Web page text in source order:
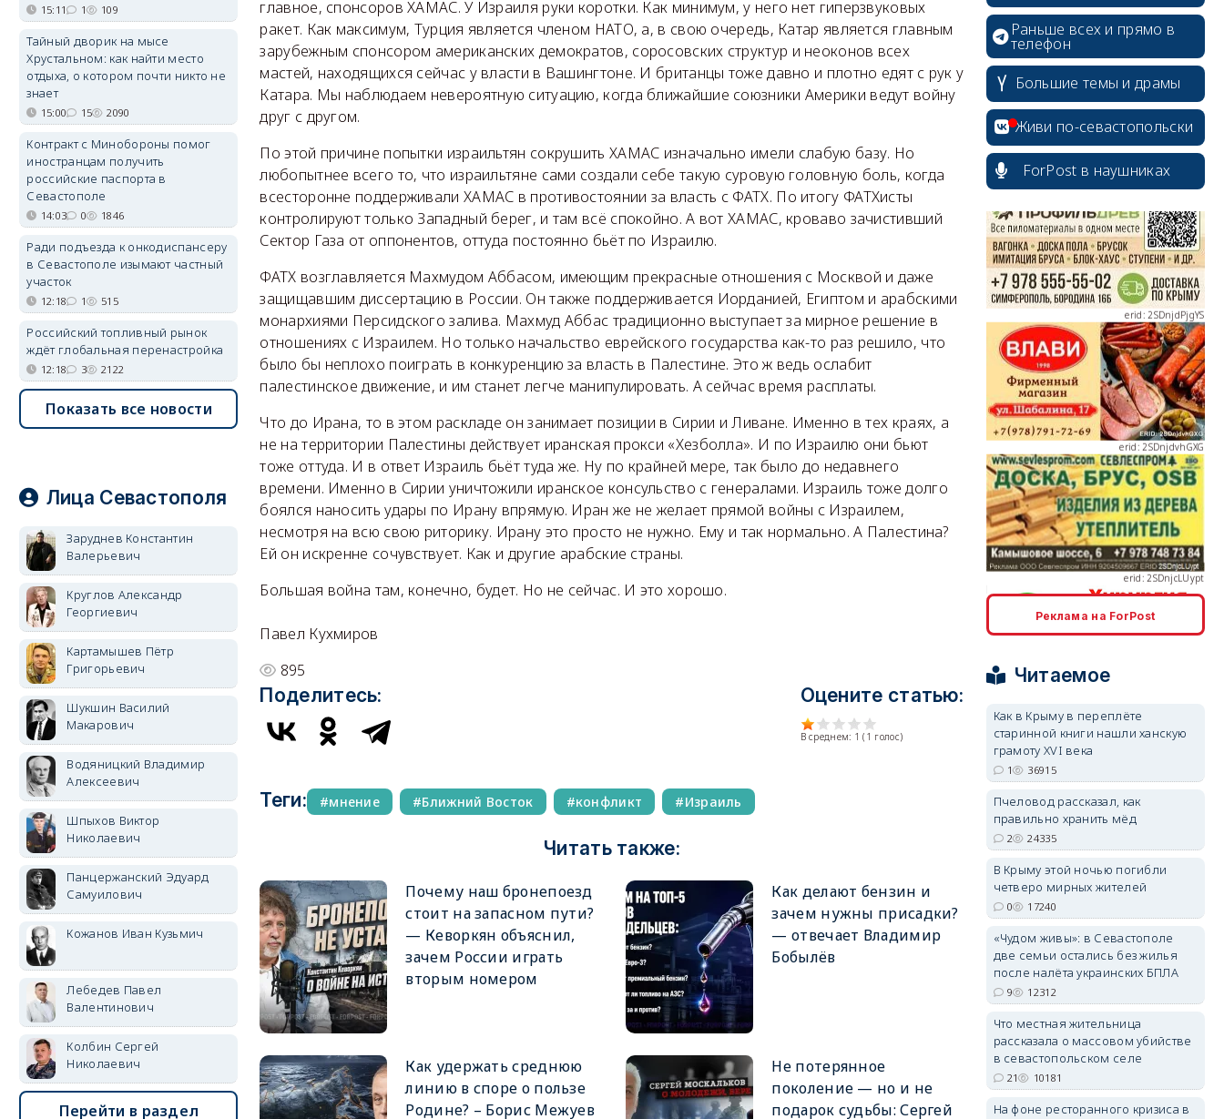
главное, спонсоров ХАМАС. У Израиля руки коротки. Как минимум, у него нет гиперзвуковых
ракет. Как максимум, Турция является членом НАТО, а, в свою очередь, Катар является главным
зарубежным спонсором американских демократов, соросовских структур и неоконов всех
мастей, находящихся сейчас у власти в Вашингтоне. И британцы тоже давно и плотно едят с рук у
Катара. Мы наблюдаем невероятную ситуацию, когда ближайшие союзники Америки ведут войну
друг с другом.
По этой причине попытки израильтян сокрушить ХАМАС изначально имели слабую базу. Но
любопытнее всего то, что израильтяне сами создали себе такую суровую головную боль, когда
всесторонне поддерживали ХАМАС в противостоянии за власть с ФАТХ. По итогу ФАТХисты
контролируют только Западный берег, и там всё спокойно. А вот ХАМАС, кроваво зачистивший
Сектор Газа от оппонентов, оттуда постоянно бьёт по Израилю.
ФАТХ возглавляется Махмудом Аббасом, имеющим прекрасные отношения с Москвой и даже
защищавшим диссертацию в России. Он также поддерживается Иорданией, Египтом и арабскими
монархиями Персидского залива. Махмуд Аббас традиционно выступает за мирное решение в
отношениях с Израилем. Но только начальство еврейского государства как-то раз решило, что
было бы неплохо поиграть в конкуренцию за власть в Палестине. Это ж ведь ослабит
палестинское движение, и им станет легче манипулировать. А сейчас время расплаты.
Что до Ирана, то в этом раскладе он занимает позиции в Сирии и Ливане. Именно в тех краях, а
не на территории Палестины действует иранская прокси «Хезболла». И по Израилю они бьют
тоже оттуда. И в ответ Израиль бьёт туда же. Ну по крайней мере, так было до недавнего
времени. Именно в Сирии уничтожили иранское консульство с генералами. Израиль тоже долго
боялся наносить удары по Ирану впрямую. Иран же не желает прямой войны с Израилем,
несмотря на всю свою риторику. Ирану это просто не нужно. Ему и так нормально. А Палестина?
Ей он искренне сочувствует. Как и другие арабские страны.
Большая война там, конечно, будет. Но не сейчас. И это хорошо.
Павел Кухмиров
895
Поделитесь: Оцените статью:
В среднем: 1 ( 1 голос)
Теги: мнение Ближний Восток конфликт Израиль
Читать также:
Почему наш бронепоезд
стоит на запасном пути?
— Кеворкян объяснил,
зачем России играть
вторым номером
Как делают бензин и
зачем нужны присадки?
— отвечает Владимир
Бобылёв
Как удержать среднюю
линию в споре о пользе
Родине? – Борис Межуев
Не потерянное
поколение — но и не
подарок судьбы: Сергей
15:11 1 109
Тайный дворик на мысе
Хрустальном: как найти место
отдыха, о котором почти никто не
знает
15:00 15 2090
Контракт с Минобороны помог
иностранцам получить
российские паспорта в
Севастополе
14:03 0 1846
Ради подъезда к онкодиспансеру
в Севастополе изымают частный
участок
12:18 1 515
Российский топливный рынок
ждёт глобальная перенастройка
12:18 3 2122
Показать все новости
Лица Севастополя
Заруднев Константин
Валерьевич
Круглов Александр
Георгиевич
Картамышев Пётр
Григорьевич
Шукшин Василий
Макарович
Водяницкий Владимир
Алексеевич
Шпыхов Виктор
Николаевич
Панцержанский Эдуард
Самуилович
Кожанов Иван Кузьмич
Лебедев Павел
Валентинович
Колбин Сергей
Николаевич
Перейти в раздел
Раньше всех и прямо в
телефон
Большие темы и драмы
Живи по-севастопольски
ForPost в наушниках
erid: 2SDnjcrDNw6
erid: 2SDnjdPjgYS
erid: 2SDnjdvhGXG
erid: 2SDnjcLUypt
erid: 2SDnjcrDNw6
Реклама на ForPost
Читаемое
Как в Крыму в переплёте
старинной книги нашли ханскую
грамоту XVI века
1 36915
Пчеловод рассказал, как
правильно хранить мёд
2 24335
В Крыму этой ночью погибли
четверо мирных жителей
0 17240
«Чудом живы»: в Севастополе
две семьи остались без жилья
после налёта украинских БПЛА
9 12312
Что местная жительница
рассказала о массовом убийстве
в севастопольском селе
21 10181
На фоне ресторанного кризиса в